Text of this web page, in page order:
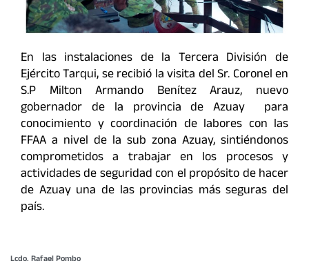
En las instalaciones de la Tercera División de
Ejército Tarqui, se recibió la visita del Sr. Coronel en
S.P Milton Armando Benítez Arauz, nuevo
gobernador de la provincia de Azuay para
conocimiento y coordinación de labores con las
FFAA a nivel de la sub zona Azuay, sintiéndonos
comprometidos a trabajar en los procesos y
actividades de seguridad con el propósito de hacer
de Azuay una de las provincias más seguras del
país.
Lcdo. Rafael Pombo